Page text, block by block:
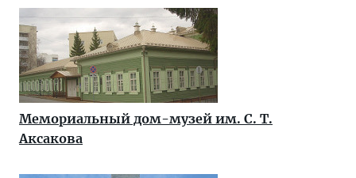
Мемориальный дом-музей им. С. Т.
Аксакова